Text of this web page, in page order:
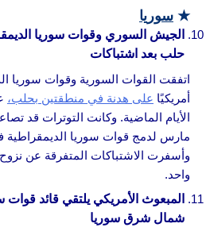
★ سوريا
الجيش السوري وقوات سوريا
حلب بعد اشتباكات
اتفقت القوات السورية وقوات سوريا
أمريكيًا على هدنة في منطقتين بحلب،
الأيام الماضية. وكانت التوترات قد
مارس لدمج قوات سوريا
وأسفرت الاشتباكات المتفرقة عن
واحد.
المبعوث الأمريكي يلتقي قائد قوات
شمال شرق سوريا